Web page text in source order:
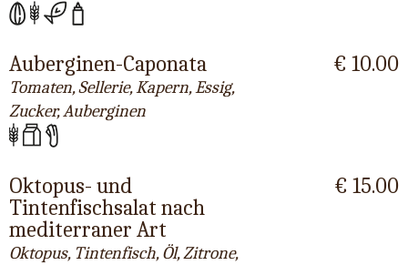
Auberginen-Caponata
Tomaten, Sellerie, Kapern, Essig,
Zucker, Auberginen
€ 10.00
Oktopus- und
Tintenfischsalat nach
mediterraner Art
Oktopus, Tintenfisch, Öl, Zitrone,
€ 15.00